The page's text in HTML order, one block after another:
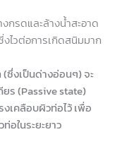
กรดและล้างน้ำสะอาด
งไวต่อการเกิดสนิมมาก
ซึ่งเป็นด่างอ่อนๆ) จะ
ร (Passive state)
เคลือบผิวท่อไว้ เพื่อ
อในระยะยาว